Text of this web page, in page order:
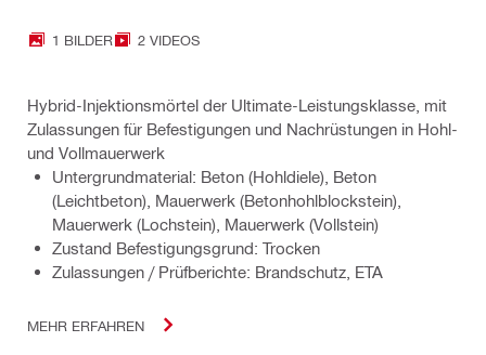
1 BILDER 2 VIDEOS
Hybrid-Injektionsmörtel der Ultimate-Leistungsklasse, mit
Zulassungen für Befestigungen und Nachrüstungen in Hohl-
und Vollmauerwerk
Untergrundmaterial: Beton (Hohldiele), Beton
(Leichtbeton), Mauerwerk (Betonhohlblockstein),
Mauerwerk (Lochstein), Mauerwerk (Vollstein)
Zustand Befestigungsgrund: Trocken
Zulassungen / Prüfberichte: Brandschutz, ETA
MEHR ERFAHREN